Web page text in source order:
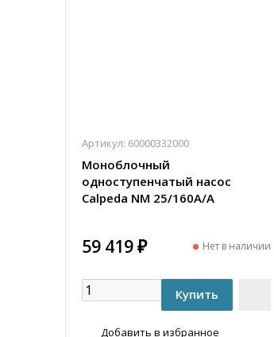
Артикул: 60000332000
Моноблочный
одноступенчатый насос
Calpeda NM 25/160A/A
59 419 ₽ Нет в наличии
Добавить в избранное